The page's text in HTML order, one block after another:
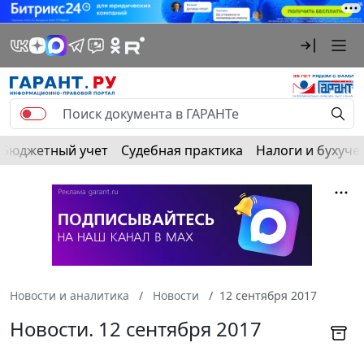
Бюджетный учет Судебная практика Налоги и
Новости и аналитика Новости 12 сентября 2017
Новости. 12 сентября 2017